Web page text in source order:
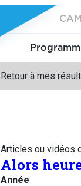
Retour à mes
Articles ou vidéos
Alors
Année